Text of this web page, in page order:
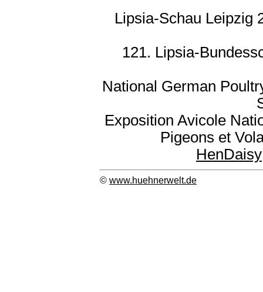
Lipsia-Schau Leipzig
121. Lipsia-
National German
Exposition Avicole
Pigeons et
HenDaisy
© www.huehnerwelt.de